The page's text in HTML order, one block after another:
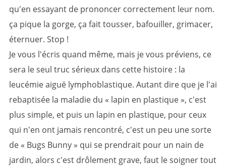
qu'en essayant de prononcer correctement leur nom.
ça pique la gorge, ça fait tousser, bafouiller, grimacer,
éternuer. Stop !
Je vous l'écris quand même, mais je vous préviens, ce
sera le seul truc sérieux dans cette histoire : la
leucémie aiguë lymphoblastique. Autant dire que je l'ai
rebaptisée la maladie du « lapin en plastique », c'est
plus simple, et puis un lapin en plastique, pour ceux
qui n'en ont jamais rencontré, c'est un peu une sorte
de « Bugs Bunny » qui se prendrait pour un nain de
jardin, alors c'est drôlement grave, faut le soigner tout